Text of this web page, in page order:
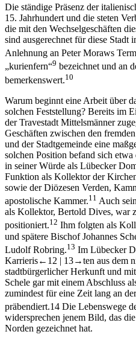
Die ständige Präsenz der
15. Jahrhundert und die steten
die mit den Wechselgeschäften
sind ausgerechnet für diese Stadt
Anlehnung an Peter Moraws
„kurienfern“9 bezeichnet und an
bemerkenswert.10
Warum beginnt eine Arbeit über
solchen Feststellung? Bereits im
der Travestadt Mittelsmänner
Geschäften zwischen den
und der Stadtgemeinde eine
solchen Position befand sich
in seiner Würde als Lübecker
Funktion als Kollektor der
sowie der Diözesen Verden,
apostolische Kammer.11 Auch
als Kollektor, Bertold Dives, war
positioniert.12 Ihm folgten als
und spätere Bischof Johannes
Ludolf Robring.13 Im Lübecker
Karrieris←12 | 13→ten aus dem
stadtbürgerlicher Herkunft und
Schele gar mit einem Abschluss
zumindest für eine Zeit lang an
präbendiert.14 Die Lebenswege
widersprechen jenem Bild, das
Norden gezeichnet hat.